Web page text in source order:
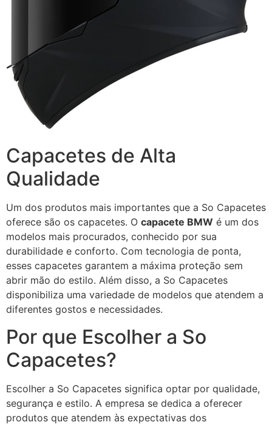
Capacetes de Alta
Qualidade
Um dos produtos mais importantes que a So Capacetes
oferece são os capacetes. O capacete BMW é um dos
modelos mais procurados, conhecido por sua
durabilidade e conforto. Com tecnologia de ponta,
esses capacetes garantem a máxima proteção sem
abrir mão do estilo. Além disso, a So Capacetes
disponibiliza uma variedade de modelos que atendem a
diferentes gostos e necessidades.
Por que Escolher a So
Capacetes?
Escolher a So Capacetes significa optar por qualidade,
segurança e estilo. A empresa se dedica a oferecer
produtos que atendem às expectativas dos